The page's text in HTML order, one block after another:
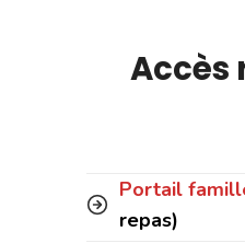
Accès
Portail
repas)